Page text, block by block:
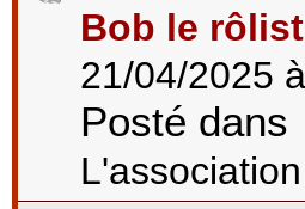
Bob le
21/04/2025
Posté dans
L'association